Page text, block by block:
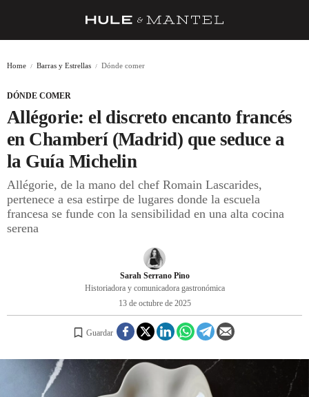
BARRAS Y ESTRELLAS
DÓNDE COMER
ÍDOLOS DE MESAS
CUADERNO DE VIAJE
INICIAR SESIÓN
Home Barras y Estrellas Dónde comer
DÓNDE COMER
Allégorie: el discreto encanto francés
en Chamberí (Madrid) que seduce a
la Guía Michelin
Allégorie, de la mano del chef Romain Lascarides,
pertenece a esa estirpe de lugares donde la escuela
francesa se funde con la sensibilidad en una alta cocina
serena
Sarah Serrano Pino
Historiadora y comunicadora gastronómica
13 de octubre de 2025
Guardar